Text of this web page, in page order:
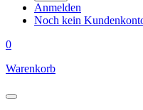
Anmelden
Noch kein
0
Warenkorb